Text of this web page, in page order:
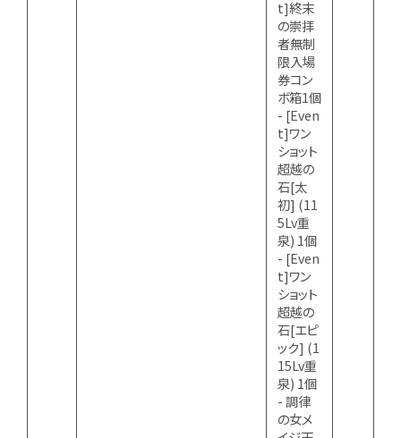
t]終末
の崇拝
者無制
限入場
券コン
ボ箱1個
- [Even
t]ワン
ショット
超越の
石[太
初] (11
5Lv重
泉) 1個
- [Even
t]ワン
ショット
超越の
石[エピ
ック] (1
15Lv重
泉) 1個
- 調律
の女メ